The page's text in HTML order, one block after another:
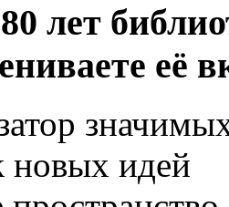
лет
её
новых идей